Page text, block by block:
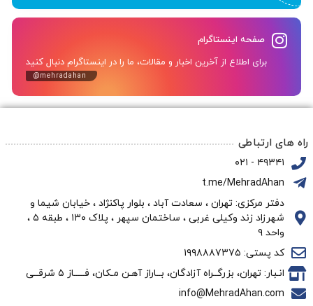
صفحه اینستاگرام
برای اطلاع از آخرین اخبار و مقالات، ما را در اینستاگرام دنبال کنید
@mehradahan
راه های ارتباطی
۴۹۳۴۱ - ۰۲۱
t.me/MehradAhan
دفتر مرکزی: تهران ، سعادت آباد ، بلوار پاکنژاد ، خیابان شیما و
شهرزاد زند وکیلی غربی ، ساختمان سپهر ، پلاک ۱۳۰ ، طبقه ۵ ،
واحد ۹
کد پستی: ۱۹۹۸۸۸۷۳۷۵
انـبار: تهران، بزرگــراه آزادگان، بــاراز آهـن مـکان، فـــــاز ۵ شرقــی
info@MehradAhan.com